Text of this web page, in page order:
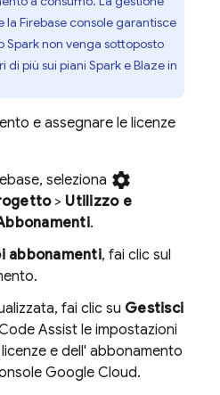
la Firebaseconsole garantisce
Spark non venga sottoposto
più sui piani Spark e Blaze in
e assegnare le licenze
, seleziona settings
> Utilizzo e
.
abbonamenti, fai clic sul
fai clic su Gestisci
Assistle impostazioni
e dell' abbonamento
Google Cloud.